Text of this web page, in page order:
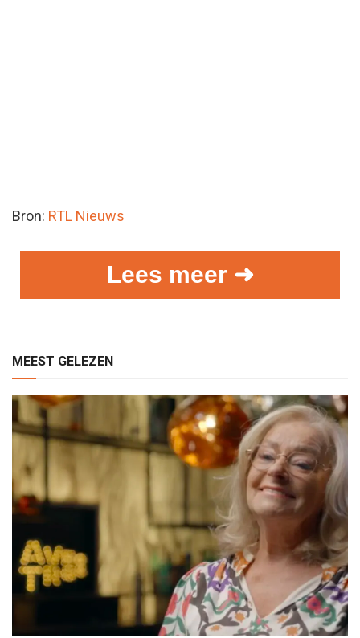
Bron: RTL Nieuws
Lees meer ➜
MEEST GELEZEN